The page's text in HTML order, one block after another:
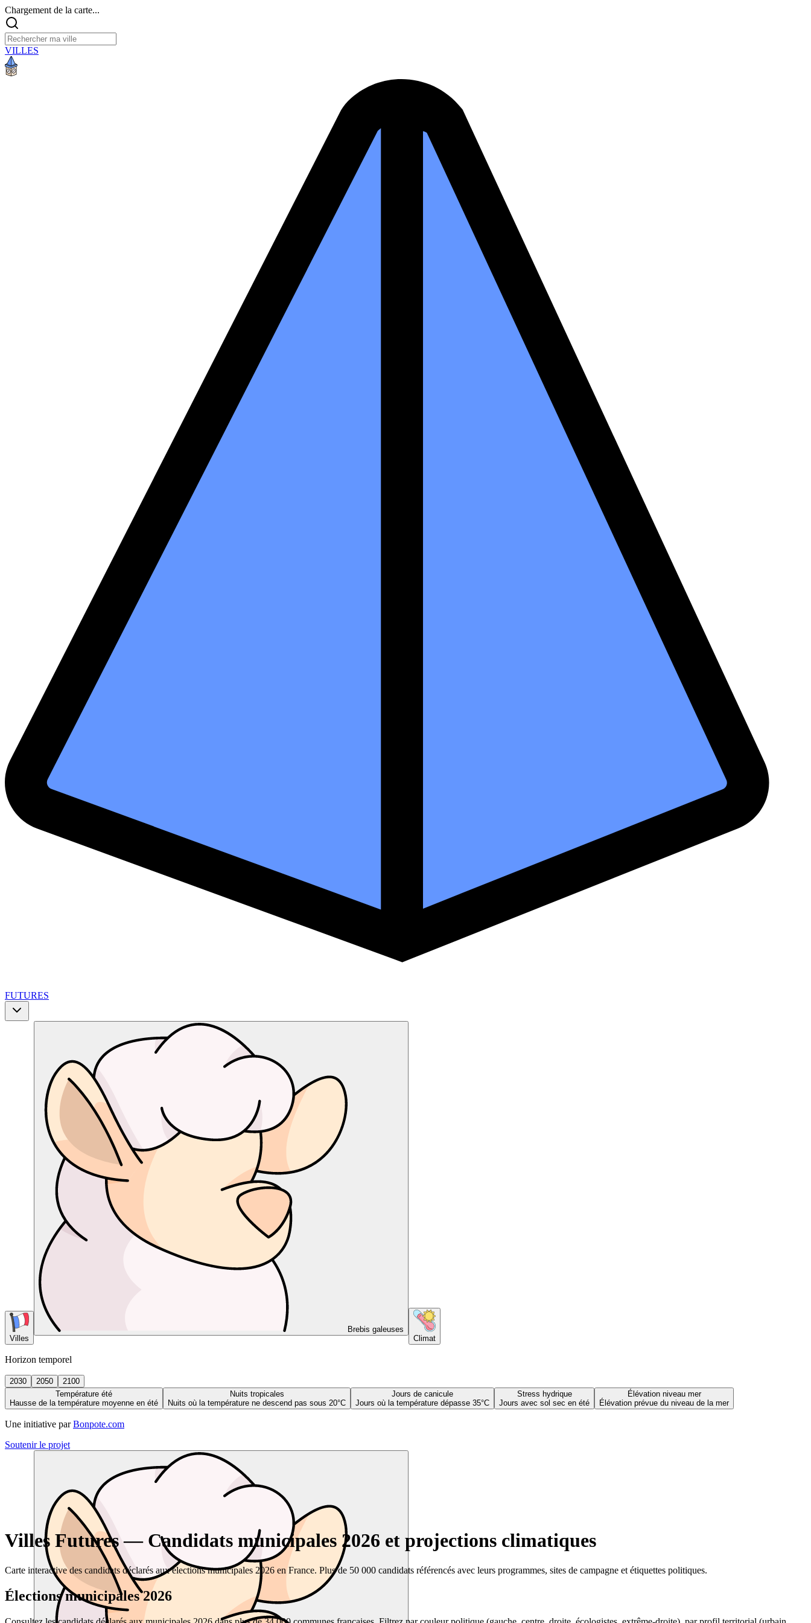
Chargement de la carte...
VILLES
FUTURES
Villes
Brebis galeuses
Climat
Horizon temporel
2030 2050
2100
Température été
Hausse de la température moyenne en été
Nuits tropicales
Nuits où la température ne descend pas sous 20°C
Jours de canicule
Jours où la température dépasse 35°C
Stress hydrique
Jours avec sol sec en été
Élévation niveau mer
Élévation prévue du niveau de la mer
Une initiative par Bonpote.com
Soutenir le projet
Villes Futures — Candidats municipales 2026 et projections climatiques
Carte interactive des candidats déclarés aux élections municipales 2026 en France. Plus de 50 000 candidats référencés avec leurs programmes, sites de campagne et étiquettes politiques.
Élections municipales 2026